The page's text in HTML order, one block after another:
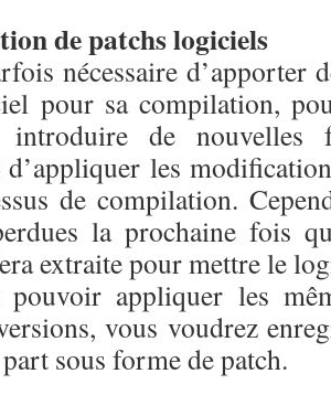
de patchs logiciels
nécessaire d’apporter
pour sa compilation,
de nouvelles
les
de compilation.
la prochaine fois
extraite pour mettre le
appliquer les
vous voudrez
sous forme de patch.